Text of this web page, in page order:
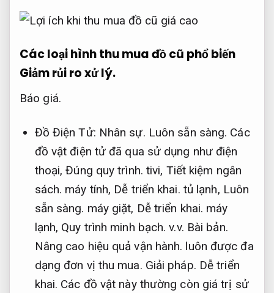
Các loại hình thu mua đồ cũ phổ biến
Giảm rủi ro xử lý.
Báo giá.
Đồ Điện Tử: Nhân sự. Luôn sẵn sàng. Các
đồ vật điện tử đã qua sử dụng như điện
thoại,Đúng quy trình. tivi, Tiết kiệm ngân
sách. máy tính, Dễ triển khai. tủ lạnh, Luôn
sẵn sàng. máy giặt, Dễ triển khai. máy
lạnh, Quy trình minh bạch. v.v. Bài bản.
Nâng cao hiệu quả vận hành. luôn được đa
dạng đơn vị thu mua. Giải pháp. Dễ triển
khai. Các đồ vật này thường còn giá trị sử